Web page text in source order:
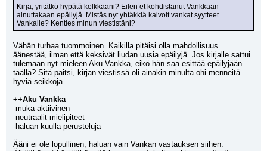
Kirja, yritätkö hypätä kelkkaani? Eilen et kohdistanut Vankkaan
ainuttakaan epäilyjä. Mistäs nyt yhtäkkiä kaivoit vankat syytteet
Vankalle? Kenties minun viestistäni?
Vähän turhaa tuommoinen. Kaikilla pitäisi olla mahdollisuus
äänestää, ilman että keksivät liudan uusia epäilyjä. Jos kirjalle sattui
tulemaan nyt mieleen Aku Vankka, eikö hän saa esittää epäilyjään
täällä? Sitä paitsi, kirjan viestissä oli ainakin minulta ohi menneitä
hyviä seikkoja.
++Aku Vankka
-muka-aktiivinen
-neutraalit mielipiteet
-haluan kuulla perusteluja
Ääni ei ole lopullinen, haluan vain Vankan vastauksen siihen.